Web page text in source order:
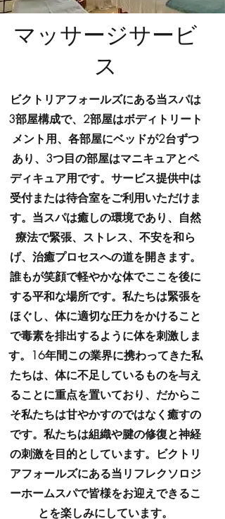
マッサージサービ
ス
ビクトリアフォールズにある当スパは
3部屋構成で、2部屋はボディトリート
メント用、各部屋にベッドが2台ずつ
あり、3つ目の部屋はマニキュアとペ
ディキュア用です。サービス提供中は
受付または待合室をご利用いただけま
す。当スパは癒しの環境であり、自然
療法で緊張、ストレス、不安を和ら
げ、治癒プロセスへの道を開きます。
誰もが笑顔で軽やかな体でここを後に
する平和な場所です。私たちは緊張を
ほぐし、体に適切な圧力をかけること
で毒素を排出するように体を刺激しま
す。16年間この業界に携わってきた私
たちは、体に不足しているものを与え
ることに重点を置いており、だからこ
そ私たちは甘やかすのではなく癒すの
です。私たちは組織や腱の修復と神経
の刺激を目的としています。ビクトリ
アフォールズにある当リフレクソロジ
ーホームスパで皆様をお迎えできるこ
とを楽しみにしています。